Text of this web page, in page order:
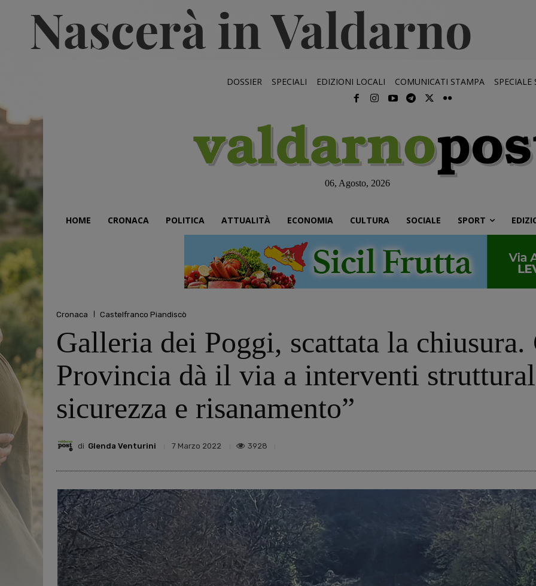
DOSSIER SPECIALI EDIZIONI LOCALI COMUNICATI STAMPA SPECIALE
06, Agosto, 2026
HOME CRONACA POLITICA ATTUALITÀ ECONOMIA CULTURA SOCIALE SPORT
Cronaca Castelfranco Piandiscò
Galleria dei Poggi, scattata la chiusura.
Provincia dà il via a interventi
sicurezza e risanamento”
di Glenda Venturini 7 Marzo 2022 3928